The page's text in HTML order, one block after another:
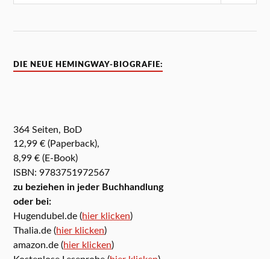
DIE NEUE HEMINGWAY-BIOGRAFIE:
364 Seiten, BoD
12,99 € (Paperback),
8,99 € (E-Book)
ISBN: 9783751972567
zu beziehen in jeder Buchhandlung
oder bei:
Hugendubel.de (hier klicken)
Thalia.de (hier klicken)
amazon.de (hier klicken)